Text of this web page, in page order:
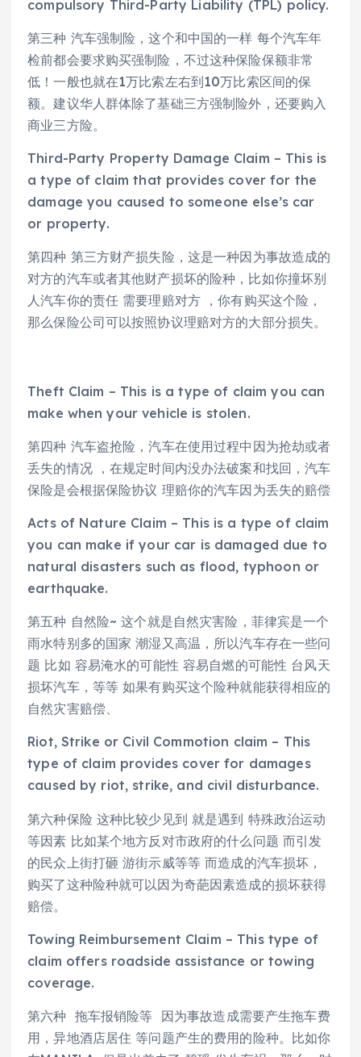
compulsory Third-Party Liability (TPL) policy.
第三种 汽车强制险，这个和中国的一样 每个汽车年
检前都会要求购买强制险，不过这种保险保额非常
低！一般也就在1万比索左右到10万比索区间的保
额。建议华人群体除了基础三方强制险外，还要购入
商业三方险。
Third-Party Property Damage Claim – This is
a type of claim that provides cover for the
damage you caused to someone else’s car
or property.
第四种 第三方财产损失险，这是一种因为事故造成的
对方的汽车或者其他财产损坏的险种，比如你撞坏别
人汽车你的责任 需要理赔对方 ，你有购买这个险，
那么保险公司可以按照协议理赔对方的大部分损失。
Theft Claim – This is a type of claim you can
make when your vehicle is stolen.
第四种 汽车盗抢险，汽车在使用过程中因为抢劫或者
丢失的情况 ，在规定时间内没办法破案和找回，汽车
保险是会根据保险协议 理赔你的汽车因为丢失的赔偿
Acts of Nature Claim – This is a type of claim
you can make if your car is damaged due to
natural disasters such as flood, typhoon or
earthquake.
第五种 自然险~ 这个就是自然灾害险，菲律宾是一个
雨水特别多的国家 潮湿又高温，所以汽车存在一些问
题 比如 容易淹水的可能性 容易自燃的可能性 台风天
损坏汽车，等等 如果有购买这个险种就能获得相应的
自然灾害赔偿、
Riot, Strike or Civil Commotion claim – This
type of claim provides cover for damages
caused by riot, strike, and civil disturbance.
第六种保险 这种比较少见到 就是遇到 特殊政治运动
等因素 比如某个地方反对市政府的什么问题 而引发
的民众上街打砸 游街示威等等 而造成的汽车损坏，
购买了这种险种就可以因为奇葩因素造成的损坏获得
赔偿。
Towing Reimbursement Claim – This type of
claim offers roadside assistance or towing
coverage.
第六种 拖车报销险等 因为事故造成需要产生拖车费
用，异地酒店居住 等问题产生的费用的险种。比如你